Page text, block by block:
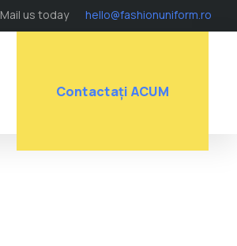
Mail us today hello@fashionuniform.ro
Contactați ACUM